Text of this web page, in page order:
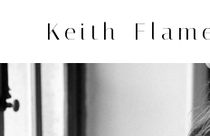
contenu
Keith